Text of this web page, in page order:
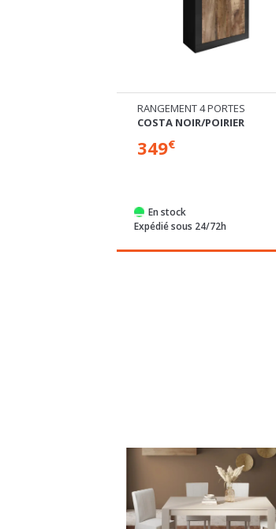
RANGEMENT 4 PORTES
COSTA NOIR/POIRIER
349€
En stock
Expédié sous 24/72h